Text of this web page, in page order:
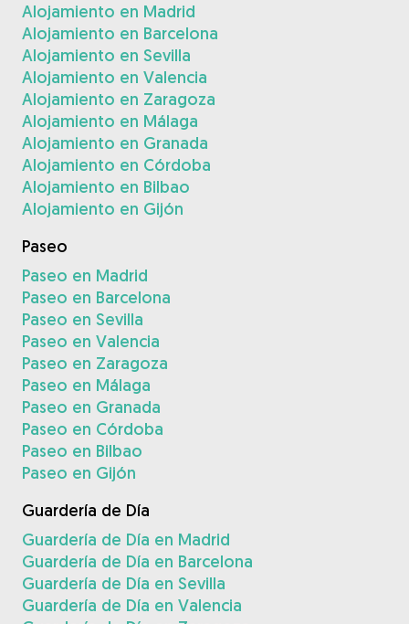
Alojamiento en Madrid
Alojamiento en Barcelona
Alojamiento en Sevilla
Alojamiento en Valencia
Alojamiento en Zaragoza
Alojamiento en Málaga
Alojamiento en Granada
Alojamiento en Córdoba
Alojamiento en Bilbao
Alojamiento en Gijón
Paseo
Paseo en Madrid
Paseo en Barcelona
Paseo en Sevilla
Paseo en Valencia
Paseo en Zaragoza
Paseo en Málaga
Paseo en Granada
Paseo en Córdoba
Paseo en Bilbao
Paseo en Gijón
Guardería de Día
Guardería de Día en Madrid
Guardería de Día en Barcelona
Guardería de Día en Sevilla
Guardería de Día en Valencia